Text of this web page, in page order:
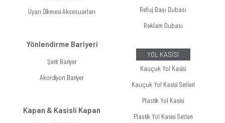
Uyarı Dikmesi Aksesuarları
Yönlendirme Bariyeri
Şerit Bariyer
Akordiyon Bariyer
Kapan & Kasisli Kapan
Refuj Başı Dubası
Reklam Dubası
YOL KASİSİ
Kauçuk Yol Kasisi
Kauçuk Yol Kasisi Setleri
Plastik Yol Kasisi
Plastik Yol Kasisi Setleri